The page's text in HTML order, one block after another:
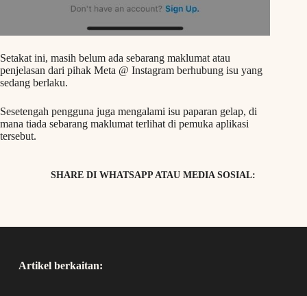
Setakat ini, masih belum ada sebarang maklumat atau
penjelasan dari pihak Meta @ Instagram berhubung isu yang
sedang berlaku.
Sesetengah pengguna juga mengalami isu paparan gelap, di
mana tiada sebarang maklumat terlihat di pemuka aplikasi
tersebut.
SHARE DI WHATSAPP ATAU MEDIA SOSIAL:
Artikel berkaitan: